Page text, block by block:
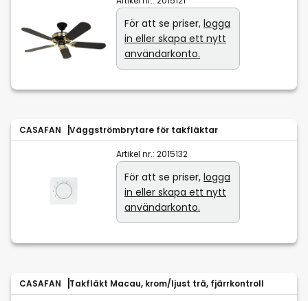
För att se priser, logga
in eller skapa ett nytt
användarkonto.
CASAFAN Väggströmbrytare för takfläktar
Artikel nr.: 2015132
För att se priser, logga
in eller skapa ett nytt
användarkonto.
CASAFAN Takfläkt Macau, krom/ljust trä, fjärrkontroll